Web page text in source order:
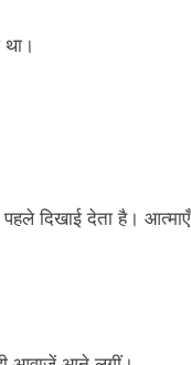
दिखाई देता है। आत्माएँ